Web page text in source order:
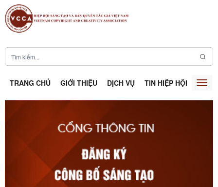
TRANG CHỦ GIỚI THIỆU DỊCH VỤ TIN HIỆP HỘI